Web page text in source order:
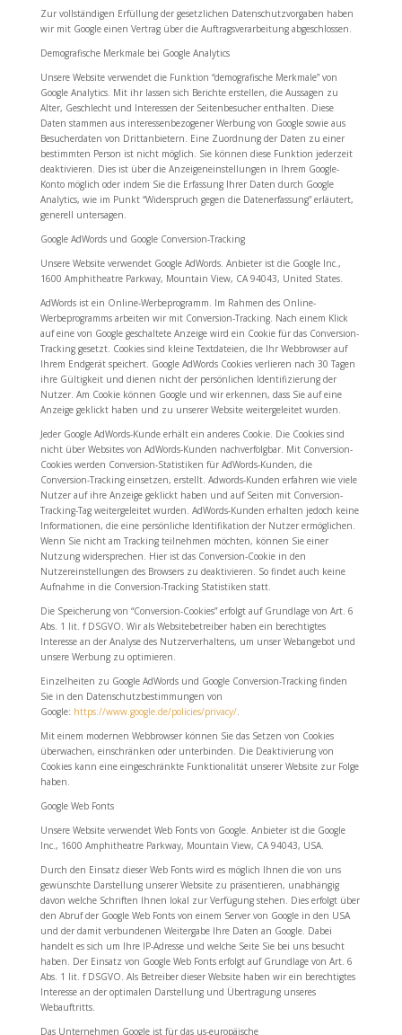
Zur vollständigen Erfüllung der gesetzlichen Datenschutzvorgaben haben
wir mit Google einen Vertrag über die Auftragsverarbeitung abgeschlossen.
Demografische Merkmale bei Google Analytics
Unsere Website verwendet die Funktion “demografische Merkmale” von
Google Analytics. Mit ihr lassen sich Berichte erstellen, die Aussagen zu
Alter, Geschlecht und Interessen der Seitenbesucher enthalten. Diese
Daten stammen aus interessenbezogener Werbung von Google sowie aus
Besucherdaten von Drittanbietern. Eine Zuordnung der Daten zu einer
bestimmten Person ist nicht möglich. Sie können diese Funktion jederzeit
deaktivieren. Dies ist über die Anzeigeneinstellungen in Ihrem Google-
Konto möglich oder indem Sie die Erfassung Ihrer Daten durch Google
Analytics, wie im Punkt “Widerspruch gegen die Datenerfassung” erläutert,
generell untersagen.
Google AdWords und Google Conversion-Tracking
Unsere Website verwendet Google AdWords. Anbieter ist die Google Inc.,
1600 Amphitheatre Parkway, Mountain View, CA 94043, United States.
AdWords ist ein Online-Werbeprogramm. Im Rahmen des Online-
Werbeprogramms arbeiten wir mit Conversion-Tracking. Nach einem Klick
auf eine von Google geschaltete Anzeige wird ein Cookie für das Conversion-
Tracking gesetzt. Cookies sind kleine Textdateien, die Ihr Webbrowser auf
Ihrem Endgerät speichert. Google AdWords Cookies verlieren nach 30 Tagen
ihre Gültigkeit und dienen nicht der persönlichen Identifizierung der
Nutzer. Am Cookie können Google und wir erkennen, dass Sie auf eine
Anzeige geklickt haben und zu unserer Website weitergeleitet wurden.
Jeder Google AdWords-Kunde erhält ein anderes Cookie. Die Cookies sind
nicht über Websites von AdWords-Kunden nachverfolgbar. Mit Conversion-
Cookies werden Conversion-Statistiken für AdWords-Kunden, die
Conversion-Tracking einsetzen, erstellt. Adwords-Kunden erfahren wie viele
Nutzer auf ihre Anzeige geklickt haben und auf Seiten mit Conversion-
Tracking-Tag weitergeleitet wurden. AdWords-Kunden erhalten jedoch keine
Informationen, die eine persönliche Identifikation der Nutzer ermöglichen.
Wenn Sie nicht am Tracking teilnehmen möchten, können Sie einer
Nutzung widersprechen. Hier ist das Conversion-Cookie in den
Nutzereinstellungen des Browsers zu deaktivieren. So findet auch keine
Aufnahme in die Conversion-Tracking Statistiken statt.
Die Speicherung von “Conversion-Cookies” erfolgt auf Grundlage von Art. 6
Abs. 1 lit. f DSGVO. Wir als Websitebetreiber haben ein berechtigtes
Interesse an der Analyse des Nutzerverhaltens, um unser Webangebot und
unsere Werbung zu optimieren.
Einzelheiten zu Google AdWords und Google Conversion-Tracking finden
Sie in den Datenschutzbestimmungen von
Google: https://www.google.de/policies/privacy/.
Mit einem modernen Webbrowser können Sie das Setzen von Cookies
überwachen, einschränken oder unterbinden. Die Deaktivierung von
Cookies kann eine eingeschränkte Funktionalität unserer Website zur Folge
haben.
Google Web Fonts
Unsere Website verwendet Web Fonts von Google. Anbieter ist die Google
Inc., 1600 Amphitheatre Parkway, Mountain View, CA 94043, USA.
Durch den Einsatz dieser Web Fonts wird es möglich Ihnen die von uns
gewünschte Darstellung unserer Website zu präsentieren, unabhängig
davon welche Schriften Ihnen lokal zur Verfügung stehen. Dies erfolgt über
den Abruf der Google Web Fonts von einem Server von Google in den USA
und der damit verbundenen Weitergabe Ihre Daten an Google. Dabei
handelt es sich um Ihre IP-Adresse und welche Seite Sie bei uns besucht
haben. Der Einsatz von Google Web Fonts erfolgt auf Grundlage von Art. 6
Abs. 1 lit. f DSGVO. Als Betreiber dieser Website haben wir ein berechtigtes
Interesse an der optimalen Darstellung und Übertragung unseres
Webauftritts.
Das Unternehmen Google ist für das us-europäische